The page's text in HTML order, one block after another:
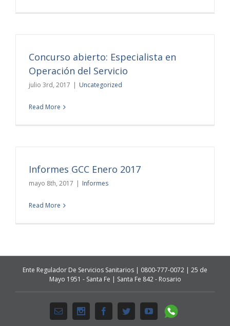
Concurso abierto: Especialista en
Operación del Servicio
julio 3rd, 2017 | Uncategorized
Read More
Informes GCC Enero 2017
mayo 8th, 2017 | Informes
Read More
Ente Regulador De Servicios Sanitarios | 0800-777-0072 | 25 de
Mayo 1951 - Santa Fe | Santa Fe 842 - Rosario
Email InstagramFacebookTwitterYoutubeWhatsapp